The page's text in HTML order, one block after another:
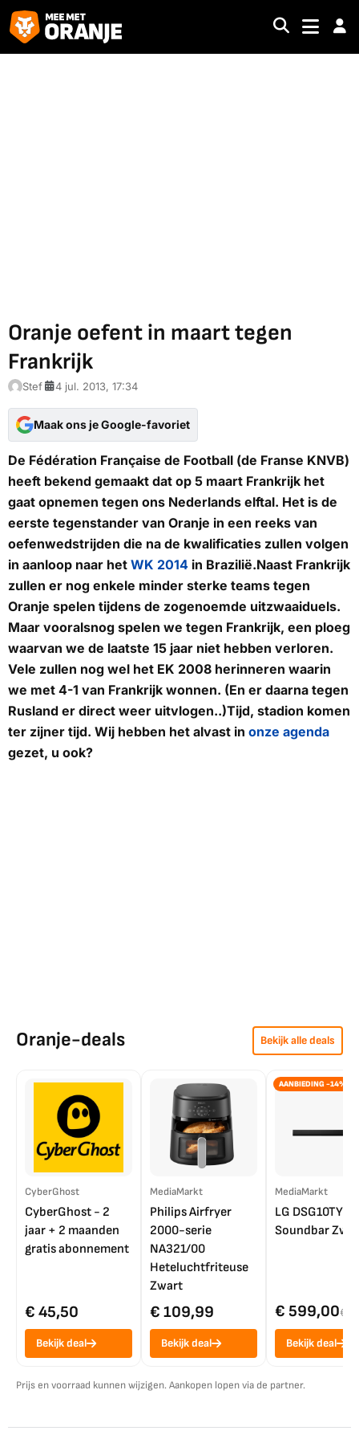
Oranje oefent in maart tegen
Frankrijk
Stef 4 jul. 2013, 17:34
Maak ons je Google-favoriet
De Fédération Française de Football (de Franse KNVB)
heeft bekend gemaakt dat op 5 maart Frankrijk het
gaat opnemen tegen ons Nederlands elftal. Het is de
eerste tegenstander van Oranje in een reeks van
oefenwedstrijden die na de kwalificaties zullen volgen
in aanloop naar het WK 2014 in Brazilië.Naast Frankrijk
zullen er nog enkele minder sterke teams tegen
Oranje spelen tijdens de zogenoemde uitzwaaiduels.
Maar vooralsnog spelen we tegen Frankrijk, een ploeg
waarvan we de laatste 15 jaar niet hebben verloren.
Vele zullen nog wel het EK 2008 herinneren waarin
we met 4-1 van Frankrijk wonnen. (En er daarna tegen
Rusland er direct weer uitvlogen..)Tijd, stadion komen
ter zijner tijd. Wij hebben het alvast in onze agenda
gezet, u ook?
Oranje-deals Bekijk alle deals
CyberGhost
CyberGhost - 2
jaar + 2 maanden
gratis abonnement
€ 45,50
Bekijk deal
MediaMarkt
Philips Airfryer
2000-serie
NA321/00
Heteluchtfriteuse
Zwart
€ 109,99
Bekijk deal
AANBIEDING -14%
MediaMarkt
LG DSG10TY
Soundbar
€ 599,00€
Bekijk deal
Prijs en voorraad kunnen wijzigen. Aankopen lopen via de partner.